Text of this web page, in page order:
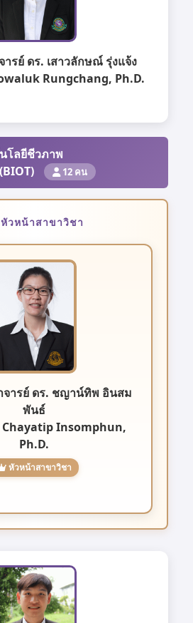
ารย์ ดร. เสาวลักษณ์ รุ่งแจ้ง
Rungchang, Ph.D.
โลยีชีวภาพ
12 คน
หัวหน้าสาขาวิชา
จารย์ ดร. ชญาน์ทิพ อินสม
พันธ์
Chayatip Insomphun,
Ph.D.
หัวหน้าสาขาวิชา